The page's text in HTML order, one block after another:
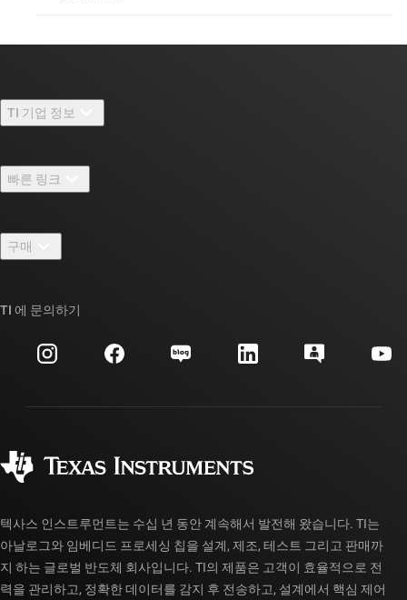
TI 기업 정보
채용
뉴스룸
이벤트
투자 관계
빠른 링크
TI E2E™ 설계 지원 포럼
대체품 검색
고객 지원 센터
myTI 계정 FAQ
구매
주문 FAQ
TI 에 문의하기
텍사스 인스트루먼트는 수십 년 동안 계속해서 발전해 왔습니다. TI는
아날로그와 임베디드 프로세싱 칩을 설계, 제조, 테스트 그리고 판매까
지 하는 글로벌 반도체 회사입니다. TI의 제품은 고객이 효율적으로 전
력을 관리하고, 정확한 데이터를 감지 후 전송하고, 설계에서 핵심 제어